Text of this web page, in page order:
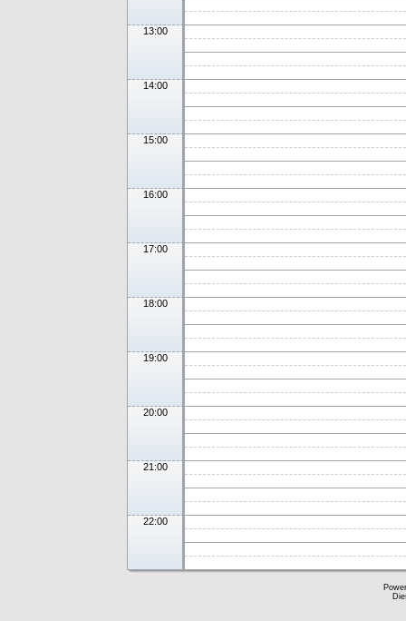
13:00
14:00
15:00
16:00
17:00
18:00
19:00
20:00
21:00
22:00